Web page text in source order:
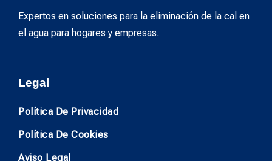
Expertos en soluciones para la eliminación de la cal en
el agua para hogares y empresas.
Legal
Política De Privacidad
Política De Cookies
Aviso Legal